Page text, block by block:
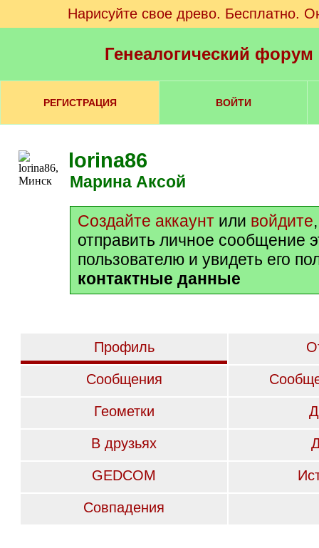
Нарисуйте свое древо. Бесплатно.
Генеалогический
РЕГИСТРАЦИЯ ВОЙТИ
lorina86
Марина Аксой
Создайте аккаунт или войдите
отправить личное сообщение
пользователю и увидеть его
контактные данные
Профиль
Сообщения
Геометки
В друзьях
GEDCOM
Совпадения